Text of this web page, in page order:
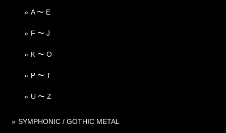
A 〜 E
F 〜 J
K 〜 O
P 〜 T
U 〜 Z
SYMPHONIC / GOTHIC METAL